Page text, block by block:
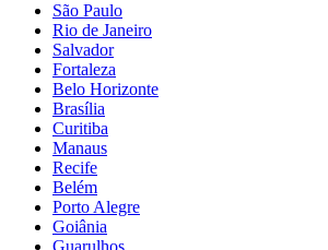
São Paulo
Rio de Janeiro
Salvador
Fortaleza
Belo Horizonte
Brasília
Curitiba
Manaus
Recife
Belém
Porto Alegre
Goiânia
Guarulhos